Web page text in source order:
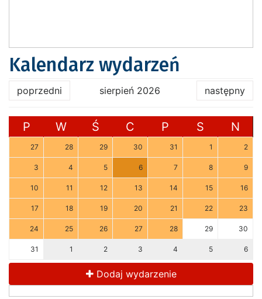
Kalendarz wydarzeń
poprzedni sierpień 2026 następny
P W Ś C P S N
27 28 29 30 31 1 2
3 4 5 6 7 8 9
10 11 12 13 14 15 16
17 18 19 20 21 22 23
24 25 26 27 28 29 30
31 1 2 3 4 5 6
Dodaj wydarzenie